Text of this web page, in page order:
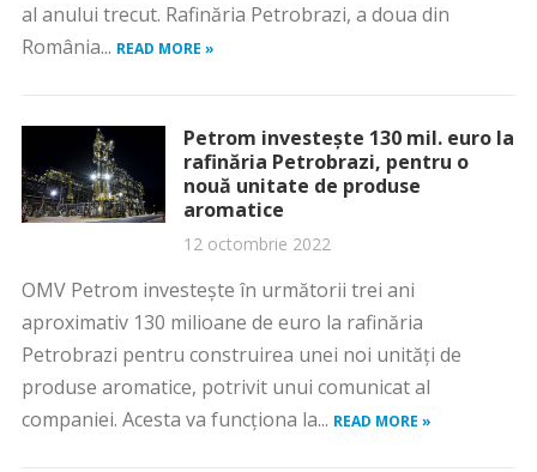
al anului trecut. Rafinăria Petrobrazi, a doua din
România... READ MORE »
Petrom investește 130 mil. euro la
rafinăria Petrobrazi, pentru o
nouă unitate de produse
aromatice
12 octombrie 2022
OMV Petrom investeşte în următorii trei ani
aproximativ 130 milioane de euro la rafinăria
Petrobrazi pentru construirea unei noi unităţi de
produse aromatice, potrivit unui comunicat al
companiei. Acesta va funcţiona la... READ MORE »